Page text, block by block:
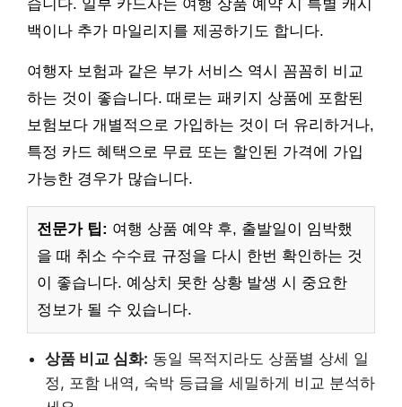
습니다. 일부 카드사는 여행 상품 예약 시 특별 캐시
백이나 추가 마일리지를 제공하기도 합니다.
여행자 보험과 같은 부가 서비스 역시 꼼꼼히 비교
하는 것이 좋습니다. 때로는 패키지 상품에 포함된
보험보다 개별적으로 가입하는 것이 더 유리하거나,
특정 카드 혜택으로 무료 또는 할인된 가격에 가입
가능한 경우가 많습니다.
전문가 팁: 여행 상품 예약 후, 출발일이 임박했
을 때 취소 수수료 규정을 다시 한번 확인하는 것
이 좋습니다. 예상치 못한 상황 발생 시 중요한
정보가 될 수 있습니다.
상품 비교 심화: 동일 목적지라도 상품별 상세 일
정, 포함 내역, 숙박 등급을 세밀하게 비교 분석하